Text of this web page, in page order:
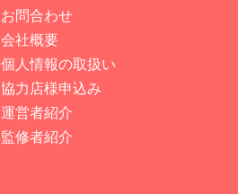
お問合わせ
会社概要
個人情報の取扱い
協力店様申込み
運営者紹介
監修者紹介